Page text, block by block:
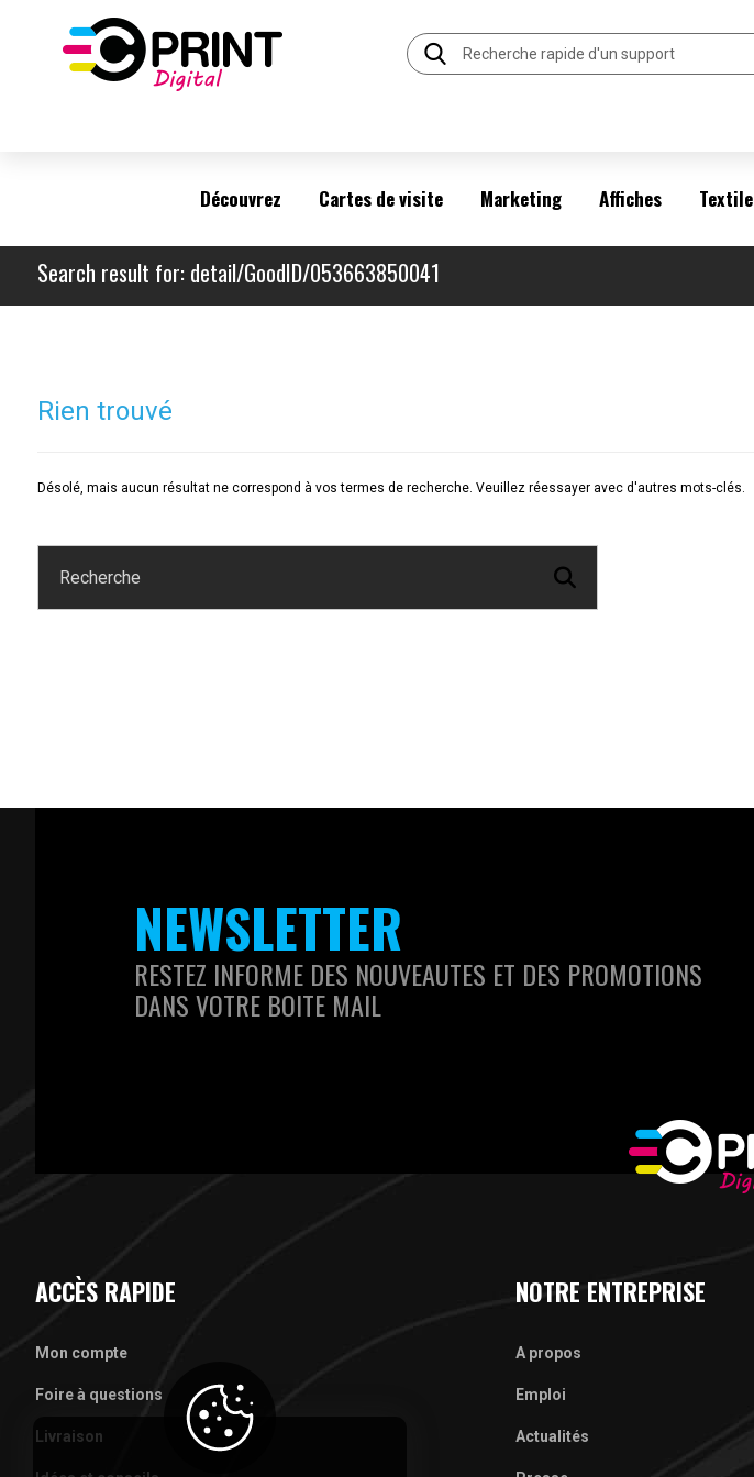
Découvrez Cartes de visite Marketing Affiches Textile
Search result for: detail/GoodID/053663850041
Rien trouvé
Désolé, mais aucun résultat ne correspond à vos termes de recherche. Veuillez réessayer avec d'autres mots-clés.
NEWSLETTER
RESTEZ INFORME DES NOUVEAUTES ET DES PROMOTIONS
DANS VOTRE BOITE MAIL
ACCÈS RAPIDE
Mon compte
Foire à questions
Livraison
NOTRE ENTREPRISE
A propos
Emploi
Actualités